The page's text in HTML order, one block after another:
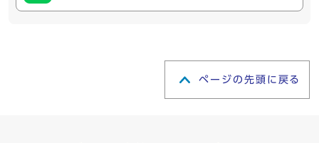
ページの先頭に戻る